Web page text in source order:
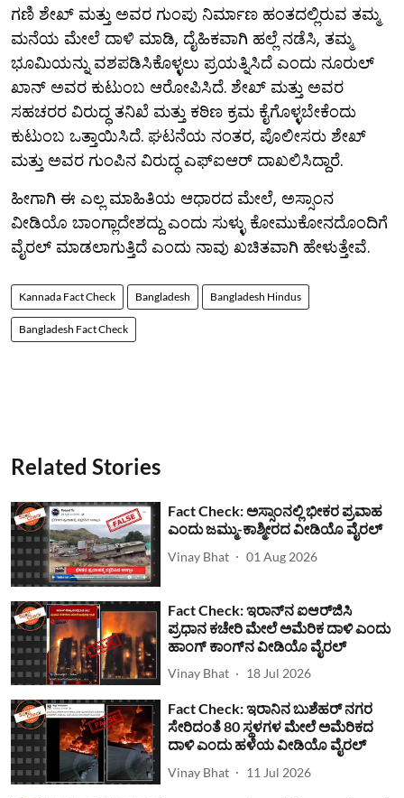
ಗಣಿ ಶೇಖ್ ಮತ್ತು ಅವರ ಗುಂಪು ನಿರ್ಮಾಣ ಹಂತದಲ್ಲಿರುವ ತಮ್ಮ
ಮನೆಯ ಮೇಲೆ ದಾಳಿ ಮಾಡಿ, ದೈಹಿಕವಾಗಿ ಹಲ್ಲೆ ನಡೆಸಿ, ತಮ್ಮ
ಭೂಮಿಯನ್ನು ವಶಪಡಿಸಿಕೊಳ್ಳಲು ಪ್ರಯತ್ನಿಸಿದೆ ಎಂದು ನೂರುಲ್
ಖಾನ್ ಅವರ ಕುಟುಂಬ ಆರೋಪಿಸಿದೆ. ಶೇಖ್ ಮತ್ತು ಅವರ
ಸಹಚರರ ವಿರುದ್ಧ ತನಿಖೆ ಮತ್ತು ಕಠಿಣ ಕ್ರಮ ಕೈಗೊಳ್ಳಬೇಕೆಂದು
ಕುಟುಂಬ ಒತ್ತಾಯಿಸಿದೆ. ಘಟನೆಯ ನಂತರ, ಪೊಲೀಸರು ಶೇಖ್
ಮತ್ತು ಅವರ ಗುಂಪಿನ ವಿರುದ್ಧ ಎಫ್‌ಐಆರ್ ದಾಖಲಿಸಿದ್ದಾರೆ.
ಹೀಗಾಗಿ ಈ ಎಲ್ಲ ಮಾಹಿತಿಯ ಆಧಾರದ ಮೇಲೆ, ಅಸ್ಸಾಂನ
ವೀಡಿಯೊ ಬಾಂಗ್ಲಾದೇಶದ್ದು ಎಂದು ಸುಳ್ಳು ಕೋಮುಕೋನದೊಂದಿಗೆ
ವೈರಲ್ ಮಾಡಲಾಗುತ್ತಿದೆ ಎಂದು ನಾವು ಖಚಿತವಾಗಿ ಹೇಳುತ್ತೇವೆ.
Kannada Fact Check Bangladesh Bangladesh Hindus
Bangladesh Fact Check
Related Stories
Fact Check: ಅಸ್ಸಾಂನಲ್ಲಿ ಭೀಕರ ಪ್ರವಾಹ
ಎಂದು ಜಮ್ಮು-ಕಾಶ್ಮೀರದ ವೀಡಿಯೊ ವೈರಲ್
Vinay Bhat 01 Aug 2026
Fact Check: ಇರಾನ್‌ನ ಐಆರ್‌ಜಿಸಿ
ಪ್ರಧಾನ ಕಚೇರಿ ಮೇಲೆ ಅಮೆರಿಕ ದಾಳಿ ಎಂದು
ಹಾಂಗ್ ಕಾಂಗ್​ನ ವೀಡಿಯೊ ವೈರಲ್
Vinay Bhat 18 Jul 2026
Fact Check: ಇರಾನಿನ ಬುಶೆಹರ್ ನಗರ
ಸೇರಿದಂತೆ 80 ಸ್ಥಳಗಳ ಮೇಲೆ ಅಮೆರಿಕದ
ದಾಳಿ ಎಂದು ಹಳೆಯ ವೀಡಿಯೊ ವೈರಲ್
Vinay Bhat 11 Jul 2026